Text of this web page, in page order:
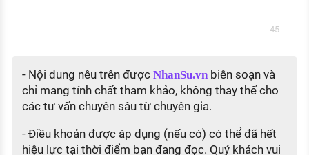
45
- Nội dung nêu trên được NhanSu.vnbiên soạn và
chỉ mang tính chất tham khảo, không thay thế cho
các tư vấn chuyên sâu từ chuyên gia.
- Điều khoản được áp dụng (nếu có) có thể đã hết
hiệu lực tại thời điểm bạn đang đọc. Quý khách vui